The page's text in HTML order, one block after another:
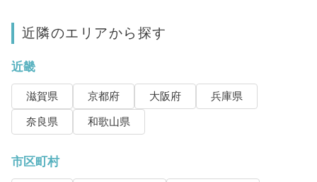
近隣のエリアから探す
近畿
滋賀県 京都府 大阪府
兵庫県
奈良県
和歌山県
市区町村